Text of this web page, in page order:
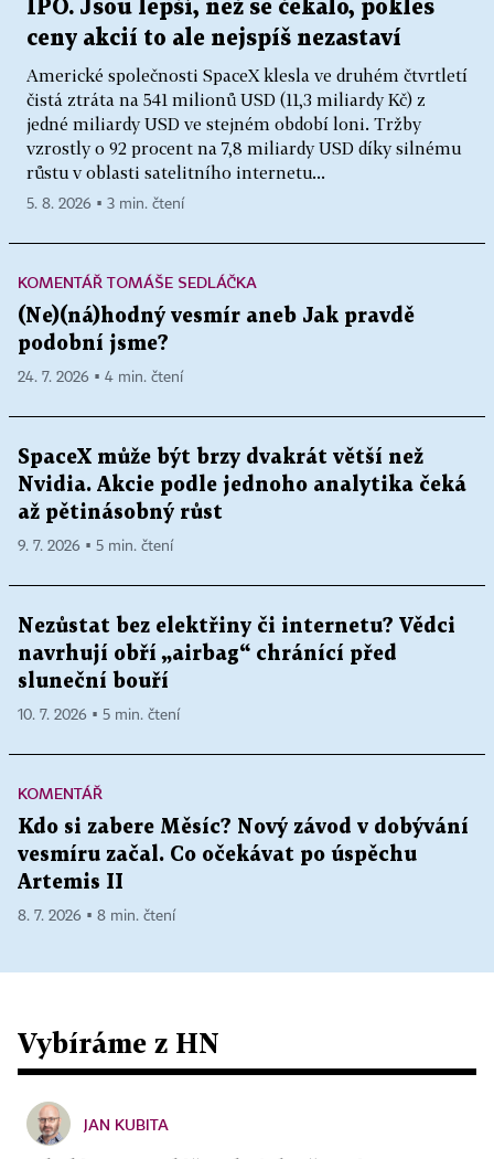
IPO. Jsou lepší, než se čekalo, pokles
ceny akcií to ale nejspíš nezastaví
Americké společnosti SpaceX klesla ve druhém čtvrtletí
čistá ztráta na 541 milionů USD (11,3 miliardy Kč) z
jedné miliardy USD ve stejném období loni. Tržby
vzrostly o 92 procent na 7,8 miliardy USD díky silnému
růstu v oblasti satelitního internetu...
5. 8. 2026 ▪ 3 min. čtení
KOMENTÁŘ TOMÁŠE SEDLÁČKA
(Ne)(ná)hodný vesmír aneb Jak pravdě
podobní jsme?
24. 7. 2026 ▪ 4 min. čtení
SpaceX může být brzy dvakrát větší než
Nvidia. Akcie podle jednoho analytika čeká
až pětinásobný růst
9. 7. 2026 ▪ 5 min. čtení
Nezůstat bez elektřiny či internetu? Vědci
navrhují obří „airbag“ chránící před
sluneční bouří
10. 7. 2026 ▪ 5 min. čtení
KOMENTÁŘ
Kdo si zabere Měsíc? Nový závod v dobývání
vesmíru začal. Co očekávat po úspěchu
Artemis II
8. 7. 2026 ▪ 8 min. čtení
Vybíráme z HN
JAN KUBITA